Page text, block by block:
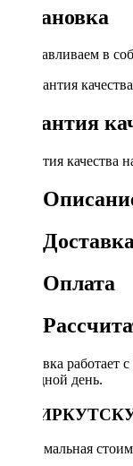
Установка
Устанавливаем в
Гарантия
Гарантия качества
Доставка
Оплата
Доставка
выходной день.
ПО
Минимальная